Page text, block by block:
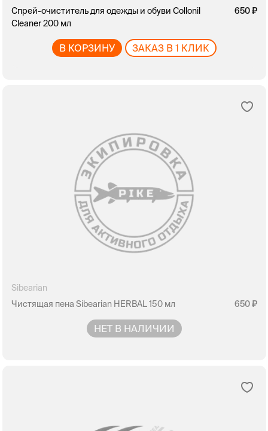
Спрей-очиститель для одежды и обуви Collonil
Cleaner 200 мл
650
В КОРЗИНУ ЗАКАЗ В 1 КЛИК
Sibearian
Чистящая пена Sibearian HERBAL 150 мл
650
НЕТ В НАЛИЧИИ